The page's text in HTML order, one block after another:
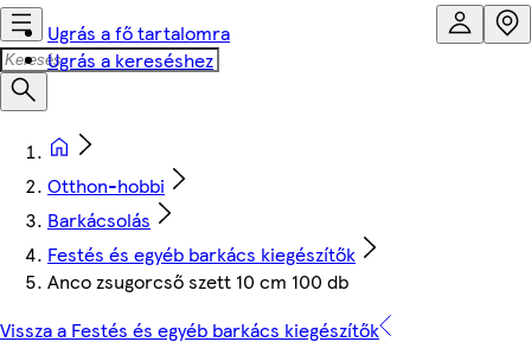
Ugrás a fő tartalomra
Ugrás a kereséshez
Otthon-hobbi
Barkácsolás
Festés és egyéb barkács kiegészítők
Anco zsugorcső szett 10 cm 100 db
Vissza a Festés és egyéb barkács kiegészítők